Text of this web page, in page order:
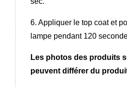
6. Appliquer le top coat et
lampe pendant 120
Les photos des produits
peuvent différer du